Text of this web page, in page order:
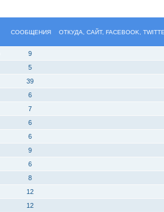
СООБЩЕНИЯ ОТКУДА, САЙТ, FACEBOOK,
9
5
39
6
7
6
6
9
6
8
12
12